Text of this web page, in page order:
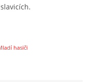
hasiči